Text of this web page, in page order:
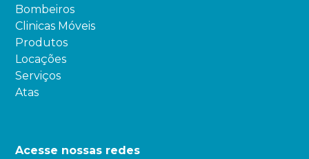
Bombeiros
Clinicas Móveis
Produtos
Locações
Serviços
Atas
Acesse nossas redes